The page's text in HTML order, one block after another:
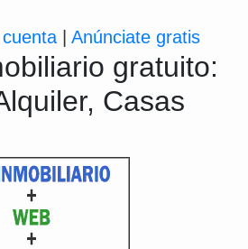
Anúnciate gratis
gratuito:
Casas